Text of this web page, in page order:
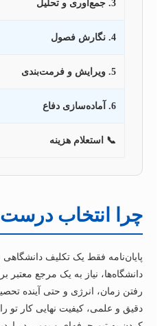
3. جمع‌آوری و تحلیل
4. نگارش فصول
5. ویرایش و فرمت‌بندی
6. آماده‌سازی دفاع
📞 استعلام هزینه
چرا انتخاب
پایان‌نامه فقط یک تکلیف
دانشگاه‌ها، نیاز به یک مرجع
رفتن زمان، انرژی و حتی آینده
دقیق و علمی، کیفیت نهایی کار تو